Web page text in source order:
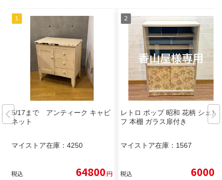
5/17まで アンティーク キャビ
ネット
マイストア在庫： 4250
税込 64800円
レトロ ポップ 昭和 花柄 シェル
フ 本棚 ガラス扉付き
マイストア在庫： 1567
税込 6000